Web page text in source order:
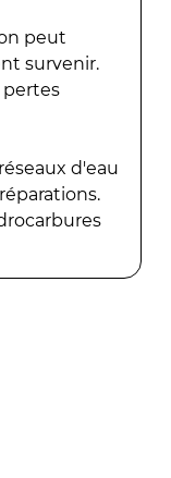
peut
survenir.
d'eau